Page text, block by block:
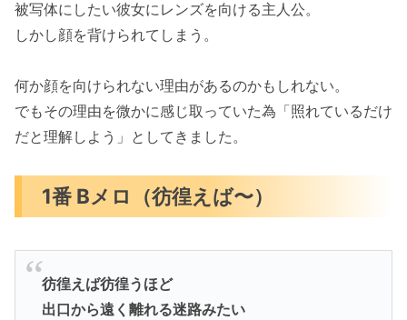
被写体にしたい彼女にレンズを向ける主人公。
しかし顔を背けられてしまう。
何か顔を向けられない理由があるのかもしれない。
でもその理由を微かに感じ取っていた為「照れているだけ
だと理解しよう」としてきました。
1番 Bメロ（彷徨えば〜）
彷徨えば彷徨うほど
出口から遠く離れる迷路みたい